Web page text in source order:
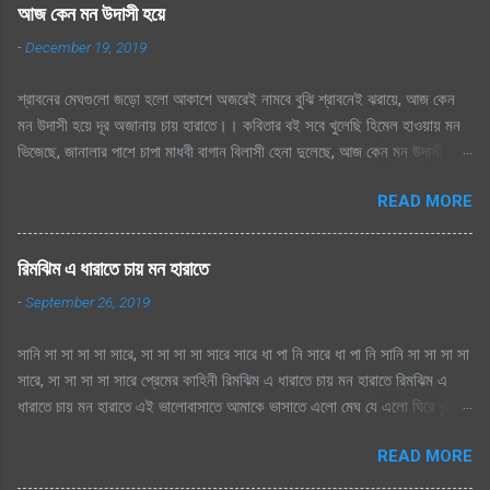
আজ কেন মন উদাসী হয়ে
-December 19, 2019
শ্রাবনের মেঘগুলো জড়ো হলো আকাশে অজরেই নামবে বুঝি শ্রাবনেই ঝরায়ে, আজ কেন
মন উদাসী হয়ে দূর অজানায় চায় হারাতে।। কবিতার বই সবে খুলেছি হিমেল হাওয়ায় মন
ভিজেছে, জানালার পাশে চাপা মাধবী বাগান বিলাসী হেনা দুলেছে, আজ কেন মন উদাসী হয়ে
হাসের জলকেলী পথিকের পায়ে হাটা থেমেছে, আজ কেন মন উদাসী হয়ে দূর অজানায় চায়
হারাতে, শ্রাবনের মেঘগুলো জড়ো হলো আকাশে অঝরে নামবে বুঝি শ্রাবনেই ঝরায়ে, আজ
কেন মন উদাসী হয়ে দূর অজানায় চায় হারাতে
READ MORE
রিমঝিম এ ধারাতে চায় মন হারাতে
-September 26, 2019
সানি সা সা সা সা সারে, সা সা সা সা সারে সারে ধা পা নি সারে ধা পা নি সানি সা সা সা সা
সারে, সা সা সা সা সারে প্রেমের কাহিনী রিমঝিম এ ধারাতে চায় মন হারাতে রিমঝিম এ
ধারাতে চায় মন হারাতে এই ভালোবাসাতে আমাকে ভাসাতে এলো মেঘ যে এলো ঘিরে বৃষ্টি
মেঘ যে এলো ঘিরে বৃষ্টি সুরে সুরে শোনায় রাগিনী মনে স্বপ্ন এলোমেলো এই কি শুরু হল
প্রেমের কাহিনী? রিমঝিম এ ধারাতে চায় মন হারাতে রিমঝিম এ ধারাতে চায় মন হারাতে
READ MORE